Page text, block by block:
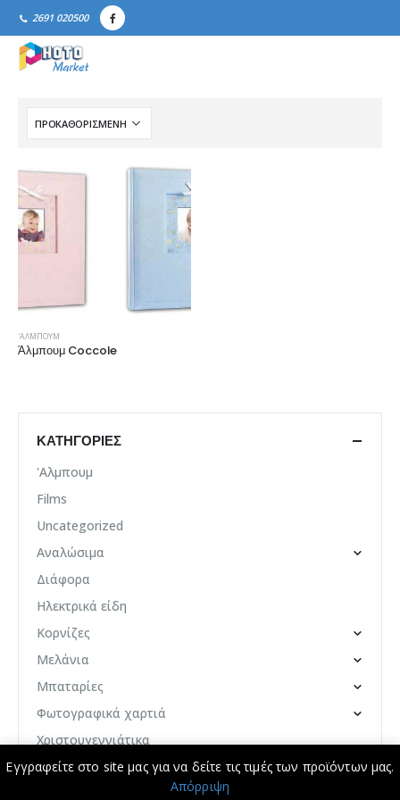
Εγγραφείτε στο site μας για να δείτε τις τιμές των προϊόντων μας.
Απόρριψη
2691 020500
'ΑΛΜΠΟΥΜ
Άλμπουμ Coccole
ΚΑΤΗΓΟΡΊΕΣ
'Αλμπουμ
Films
Uncategorized
Αναλώσιμα
Διάφορα
Ηλεκτρικά είδη
Κορνίζες
Μελάνια
Μπαταρίες
Φωτογραφικά χαρτιά
Χριστουγεννιάτικα
© Photo Market 2024. All Rights Reserved. Developed byYourDev -